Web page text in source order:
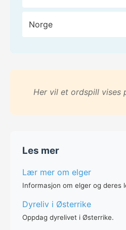
Norge
Her vil et ordspill vises
Les mer
Lær mer om elger
Informasjon om elger og deres
Dyreliv i Østerrike
Oppdag dyrelivet i Østerrike.